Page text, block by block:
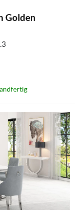
Golden